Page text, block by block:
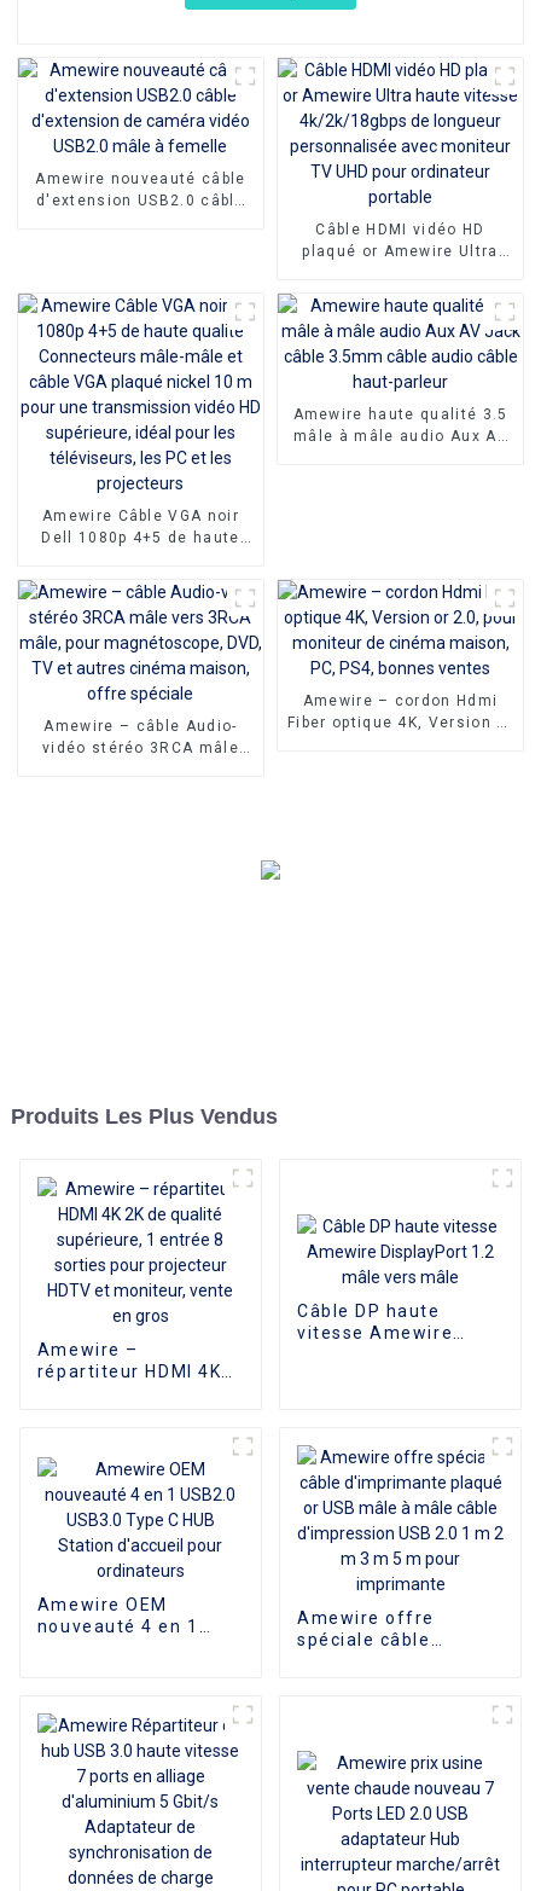
Amewire nouveauté câble
d'extension USB2.0 câble
Câble HDMI vidéo HD
plaqué or Amewire Ultra
4k/2k/18gbps de longueur
personnalisée avec
moniteur TV UHD pour
ordinateur portable
Amewire Câble VGA noir
Dell 1080p 4+5 de haute
mâle et câble VGA plaqué
nickel 10 m pour une
transmission vidéo HD
supérieure, idéal pour les
téléviseurs, les PC et les
projecteurs
Amewire haute qualité 3.5
mâle à mâle audio Aux AV
Amewire – câble Audio-
vidéo stéréo 3RCA mâle
Amewire – cordon Hdmi
Fiber optique 4K, Version or
Produits Les Plus Vendus
Amewire –
répartiteur HDMI 4K
projecteur HDTV et
moniteur, vente en
gros
Câble DP haute
vitesse Amewire
Amewire OEM
nouveauté 4 en 1
ordinateurs
Amewire offre
spéciale câble
5 m pour imprimante